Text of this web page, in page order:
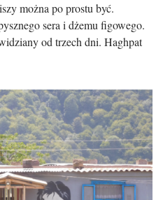
można po prostu być.
sera i dżemu figowego.
od trzech dni. Haghpat